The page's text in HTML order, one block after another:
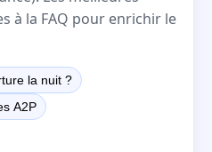
à la FAQ pour enrichir le
la nuit ?
A2P